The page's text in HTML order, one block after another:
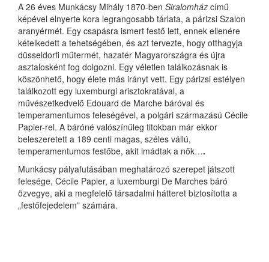
A 26 éves Munkácsy Mihály 1870-ben Siralomház című
képével elnyerte kora legrangosabb tárlata, a párizsi Szalon
aranyérmét. Egy csapásra ismert festő lett, ennek ellenére
kételkedett a tehetségében, és azt tervezte, hogy otthagyja
düsseldorfi műtermét, hazatér Magyarországra és újra
asztalosként fog dolgozni. Egy véletlen találkozásnak is
köszönhető, hogy élete más irányt vett. Egy párizsi estélyen
találkozott egy luxemburgi arisztokratával, a
művészetkedvelő Edouard de Marche báróval és
temperamentumos feleségével, a polgári származású Cécile
Papier-rel. A báróné valószínűleg titokban már ekkor
beleszeretett a 189 centi magas, széles vállú,
temperamentumos festőbe, akit imádtak a nők….
Munkácsy pályafutásában meghatározó szerepet játszott
felesége, Cécile Papier, a luxemburgi De Marches báró
özvegye, aki a megfelelő társadalmi hátteret biztosította a
„festőfejedelem” számára.